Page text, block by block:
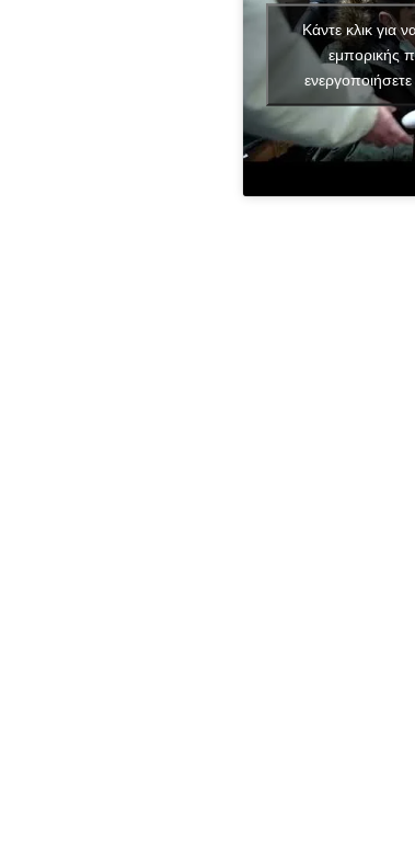
Κάντε κλικ για
εμπορικής